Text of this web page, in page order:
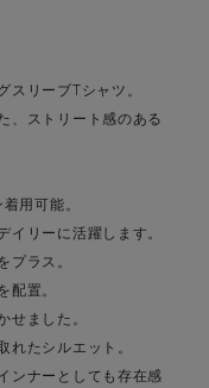
スリーブTシャツ。
、ストリート感のある
用可能。
イリーに活躍します。
プラス。
配置。
せました。
れたシルエット。
ンナーとしても存在感